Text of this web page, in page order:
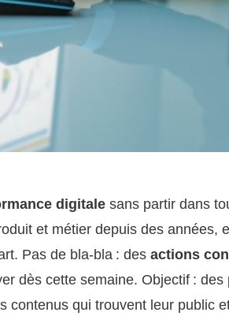
digitale sans partir dans
et métier depuis des années,
Pas de bla-bla : des actions
dès cette semaine. Objectif : des
contenus qui trouvent leur public